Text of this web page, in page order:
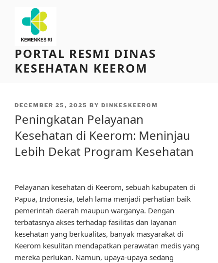
content
PORTAL RESMI DINAS
KESEHATAN KEEROM
POSTED
DECEMBER 25, 2025 BY DINKESKEEROM
Peningkatan Pelayanan
Kesehatan di Keerom: Meninjau
Lebih Dekat Program Kesehatan
Pelayanan kesehatan di Keerom, sebuah kabupaten di
Papua, Indonesia, telah lama menjadi perhatian baik
pemerintah daerah maupun warganya. Dengan
terbatasnya akses terhadap fasilitas dan layanan
kesehatan yang berkualitas, banyak masyarakat di
Keerom kesulitan mendapatkan perawatan medis yang
mereka perlukan. Namun, upaya-upaya sedang